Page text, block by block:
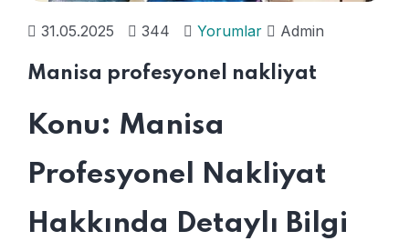
31.05.2025 344 Yorumlar Admin
Manisa profesyonel nakliyat
Konu: Manisa
Profesyonel Nakliyat
Hakkında Detaylı Bilgi